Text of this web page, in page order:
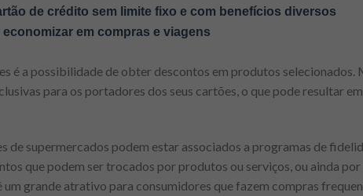
de crédito sem limite fixo e com benefícios diversos
em compras e viagens
é a possibilidade de obter descontos em produtos selecionados.
para os portadores dos seus cartões, o que pode resultar
de supermercados podem estar associados a programas de
que podem ser trocados por produtos ou serviços, ou ainda
grande atrativo para consumidores que fazem compras